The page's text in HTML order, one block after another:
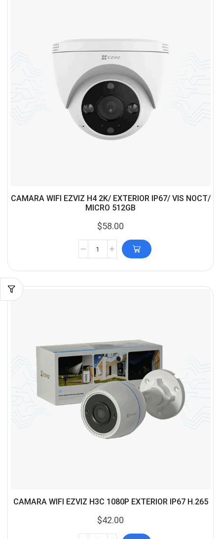
CAMARA WIFI EZVIZ H4 2K/ EXTERIOR IP67/ VIS NOCT/
MICRO 512GB
$58.00
CAMARA WIFI EZVIZ H3C 1080P EXTERIOR IP67 H.265
$42.00